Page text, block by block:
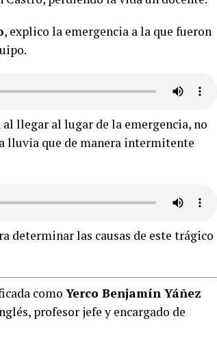
, explico la emergencia a la que fueron
llegar al lugar de la emergencia, no
lluvia que de manera intermitente
determinar las causas de este trágico
como Yerco Benjamín Yáñez
profesor jefe y encargado de